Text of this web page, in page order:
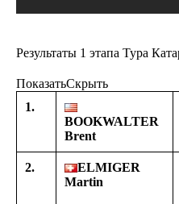
Результаты 1 этапа Тура
ПоказатьСкрыть
1.
BOOKWALTER
Brent
2.
ELMIGER
Martin